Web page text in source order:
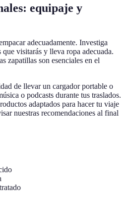
equipaje y
adecuadamente. Investiga
visitarás y lleva ropa adecuada.
zapatillas son esenciales en el
de llevar un cargador portable o
o podcasts durante tus traslados.
adaptados para hacer tu viaje
nuestras recomendaciones al final